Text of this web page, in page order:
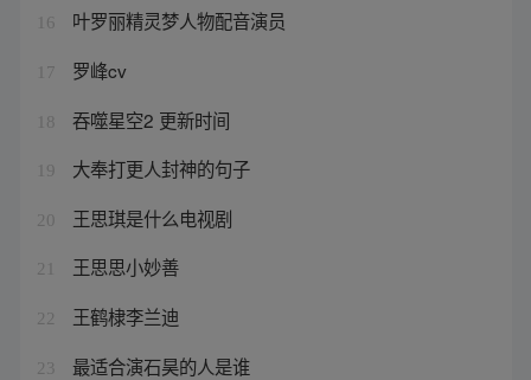
16 叶罗丽精灵梦人物配音演员
17 罗峰cv
18 吞噬星空2 更新时间
19 大奉打更人封神的句子
20 王思琪是什么电视剧
21 王思思小妙善
22 王鹤棣李兰迪
23 最适合演石昊的人是谁